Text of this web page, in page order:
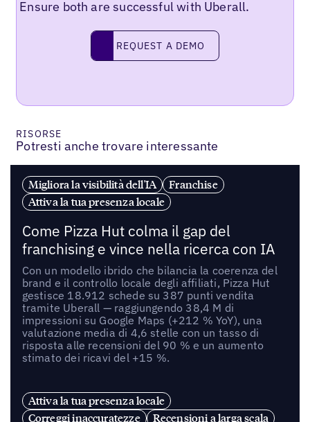
Ensure both are successful with Uberall.
request a demo
REQUEST A DEMO
RISORSE
Potresti anche trovare interessante
Migliora la visibilità dell'IA
Franchise
Attiva la tua presenza locale
Come Pizza Hut colma il gap del
franchising e vince nella ricerca con IA
Con un modello ibrido che bilancia la coerenza del
brand e il controllo locale degli affiliati, Pizza Hut
gestisce 18.912 schede su 387 punti vendita
tramite Uberall — raggiungendo 38,4 M di
impressioni su Google Maps (+212 % YoY), una
valutazione media di 4,6 stelle con un tasso di
risposta alle recensioni del 90 % e un aumento
stimato dei ricavi del +15 %.
Attiva la tua presenza locale
Correggi inaccuratezze
Recensioni a larga scala